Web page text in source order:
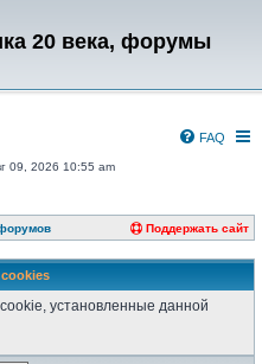
20 века, форумы
FAQ
09, 2026 10:55 am
Поддержать сайт
установленные данной